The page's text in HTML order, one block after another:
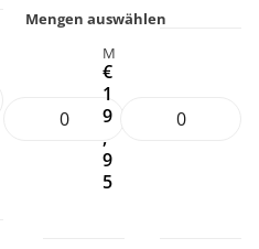
Mengen auswählen
M
€
1
9
,
9
5